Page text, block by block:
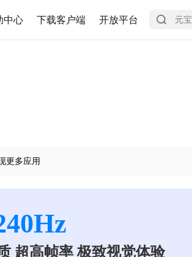
中心 下载客户端 开放平台
更多应用
超高帧率 极致视觉体验